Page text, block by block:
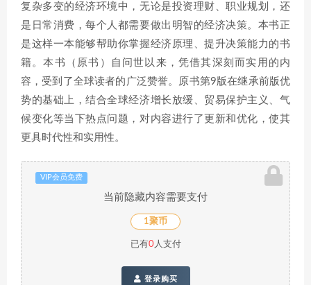
复杂多变的经济环境中，无论是投资理财、职业规划，还
是日常消费，每个人都需要做出明智的经济决策。本书正
是这样一本能够帮助你掌握经济原理、提升决策能力的书
籍。本书（原书）自问世以来，凭借其深刻而实用的内
容，受到了全球读者的广泛赞誉。原书第9版在继承前版优
势的基础上，结合全球经济增长放缓、贸易保护主义、气
候变化等当下热点问题，对内容进行了更新和优化，使其
更具时代性和实用性。
VIP会员免费
当前隐藏内容需要支付
1聚币
已有0人支付
登录购买